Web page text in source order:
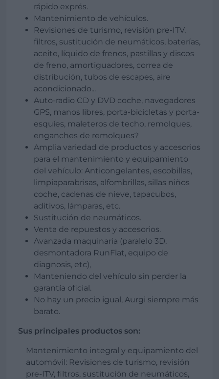
rápido exprés.
Mantenimiento de vehículos.
Revisiones de turismo, revisión pre-ITV,
filtros, sustitución de neumáticos, baterías,
aceite, líquido de frenos, pastillas y discos
de freno, amortiguadores, correa de
distribución, tubos de escapes, aire
acondicionado...
Auto-radio CD y DVD coche, navegadores
GPS, manos libres, porta-bicicletas y porta-
esquíes, maleteros de techo, remolques,
enganches de remolques?
Amplia variedad de productos y accesorios
para el mantenimiento y equipamiento
del vehículo: Anticongelantes, escobillas,
limpiaparabrisas, alfombrillas, sillas niños
coche, cadenas de nieve, tapacubos,
aditivos, lámparas, etc.
Sustitución de neumáticos.
Venta de repuestos y accesorios.
Avanzada maquinaria (paralelo 3D,
desmontadora RunFlat, equipo de
diagnosis, etc),
Manteniendo del vehículo sin perder la
garantía oficial.
No hay un precio igual, Aurgi siempre más
barato.
Sus principales productos son:
Mantenimiento integral y equipamiento del
automóvil: Revisiones de turismo, revisión
pre-ITV, filtros, sustitución de neumáticos,